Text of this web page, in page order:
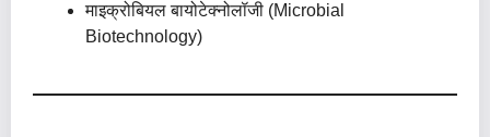
माइक्रोबियल बायोटेक्नोलॉजी (Microbial
Biotechnology)